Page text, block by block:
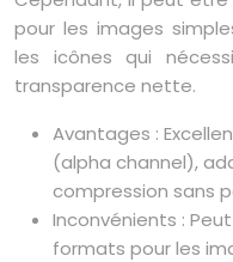
pour les images
les icônes qui
transparence nette.
Avantages :
(alpha channel),
compression sans
Inconvénients :
formats pour les